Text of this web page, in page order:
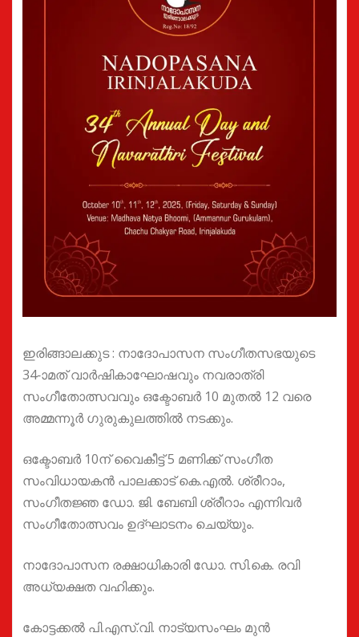
ഇരിങ്ങാലക്കുട : നാദോപാസന സംഗീതസഭയുടെ
34-ാമത് വാർഷികാഘോഷവും നവരാത്രി
സംഗീതോത്സവവും ഒക്ടോബർ 10 മുതൽ 12 വരെ
അമ്മന്നൂർ ഗുരുകുലത്തിൽ നടക്കും.
ഒക്ടോബർ 10ന് വൈകീട്ട് 5 മണിക്ക് സംഗീത
സംവിധായകൻ പാലക്കാട് കെ.എൽ. ശ്രീറാം,
സംഗീതജ്ഞ ഡോ. ജി. ബേബി ശ്രീറാം എന്നിവർ
സംഗീതോത്സവം ഉദ്ഘാടനം ചെയ്യും.
നാദോപാസന രക്ഷാധികാരി ഡോ. സി.കെ. രവി
അധ്യക്ഷത വഹിക്കും.
കോട്ടക്കൽ പി.എസ്.വി. നാട്യസംഘം മുൻ